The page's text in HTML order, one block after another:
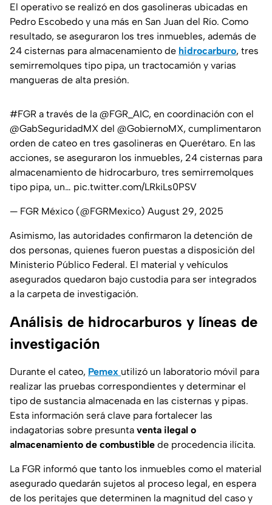
El operativo se realizó en dos gasolineras ubicadas en
Pedro Escobedo y una más en San Juan del Río. Como
resultado, se aseguraron los tres inmuebles, además de
24 cisternas para almacenamiento de hidrocarburo, tres
semirremolques tipo pipa, un tractocamión y varias
mangueras de alta presión.
#FGR a través de la @FGR_AIC, en coordinación con el
@GabSeguridadMX del @GobiernoMX, cumplimentaron
orden de cateo en tres gasolineras en Querétaro. En las
acciones, se aseguraron los inmuebles, 24 cisternas para
almacenamiento de hidrocarburo, tres semirremolques
tipo pipa, un… pic.twitter.com/LRkiLs0PSV
— FGR México (@FGRMexico) August 29, 2025
Asimismo, las autoridades confirmaron la detención de
dos personas, quienes fueron puestas a disposición del
Ministerio Público Federal. El material y vehículos
asegurados quedaron bajo custodia para ser integrados
a la carpeta de investigación.
Análisis de hidrocarburos y líneas de
investigación
Durante el cateo, Pemex utilizó un laboratorio móvil para
realizar las pruebas correspondientes y determinar el
tipo de sustancia almacenada en las cisternas y pipas.
Esta información será clave para fortalecer las
indagatorias sobre presunta venta ilegal o
almacenamiento de combustible de procedencia ilícita.
La FGR informó que tanto los inmuebles como el material
asegurado quedarán sujetos al proceso legal, en espera
de los peritajes que determinen la magnitud del caso y